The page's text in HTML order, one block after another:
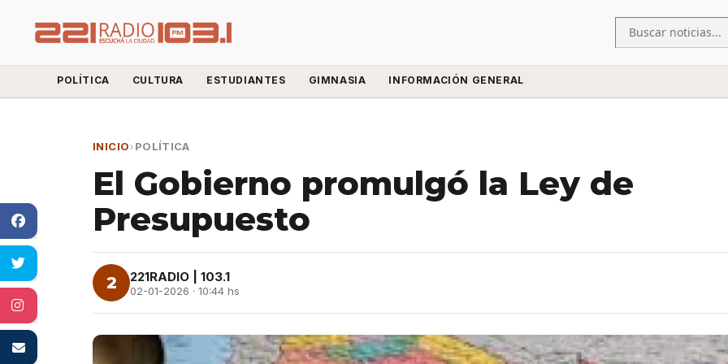
POLÍTICA CULTURA ESTUDIANTES GIMNASIA INFORMACIÓN GENERAL
INICIO›POLÍTICA
El Gobierno promulgó la Ley de
Presupuesto
2 221RADIO | 103.1
02-01-2026 · 10:44 hs